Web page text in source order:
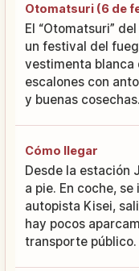
Otomatsuri (6 de
El “Otomatsuri”
un festival del
vestimenta blanca
escalones con
y buenas cosechas.
Cómo llegar
Desde la estación
a pie. En coche,
autopista Kisei,
hay pocos
transporte público.